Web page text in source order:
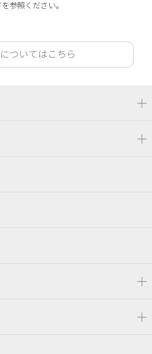
を参照ください。
についてはこちら